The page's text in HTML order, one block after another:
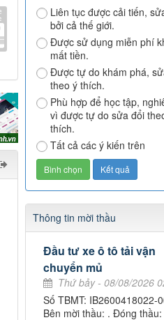
Liên tục được cải tiến,
bởi cả thế giới.
Được sử dụng miễn phí
mất tiền.
Được tự do khám phá,
theo ý thích.
Phù hợp để học tập,
vì được tự do sửa đổi
thích.
Tất cả các ý kiến trên
Thông tin mời thầu
Đầu tư xe ô tô tải vận
chuyển mủ
Thứ bảy - 08/08/2026
Số TBMT: IB2600418022-
Bên mời thầu: . Đóng thầu: